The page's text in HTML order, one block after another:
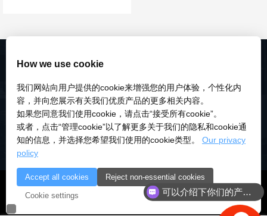
© 2018-2026 深圳市研伟科技有限公司 版权所有 |粤ICP备
18028922号-3
粤公安备：10000
How we use cookie
我们网站向用户提供的cookie来增强您的用户体验，个性化内
容，并向您展示有关我们优质产品的更多相关内容。
如果您同意我们使用cookie，请点击“接受所有cookie”。
或者，点击“管理cookie”以了解更多关于我们的隐私和cookie通
知的信息，并选择您希望我们使用的cookie类型。 Our privacy
policy
Accept all cookies Reject non-essential cookies
Cookie settings 可以介绍下你们的产品么